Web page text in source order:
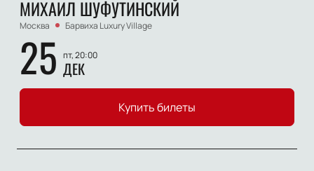
МИХАИЛ ШУФУТИНСКИЙ
Москва Барвиха Luxury Village
25 пт, 20:00
ДЕК
Купить билеты